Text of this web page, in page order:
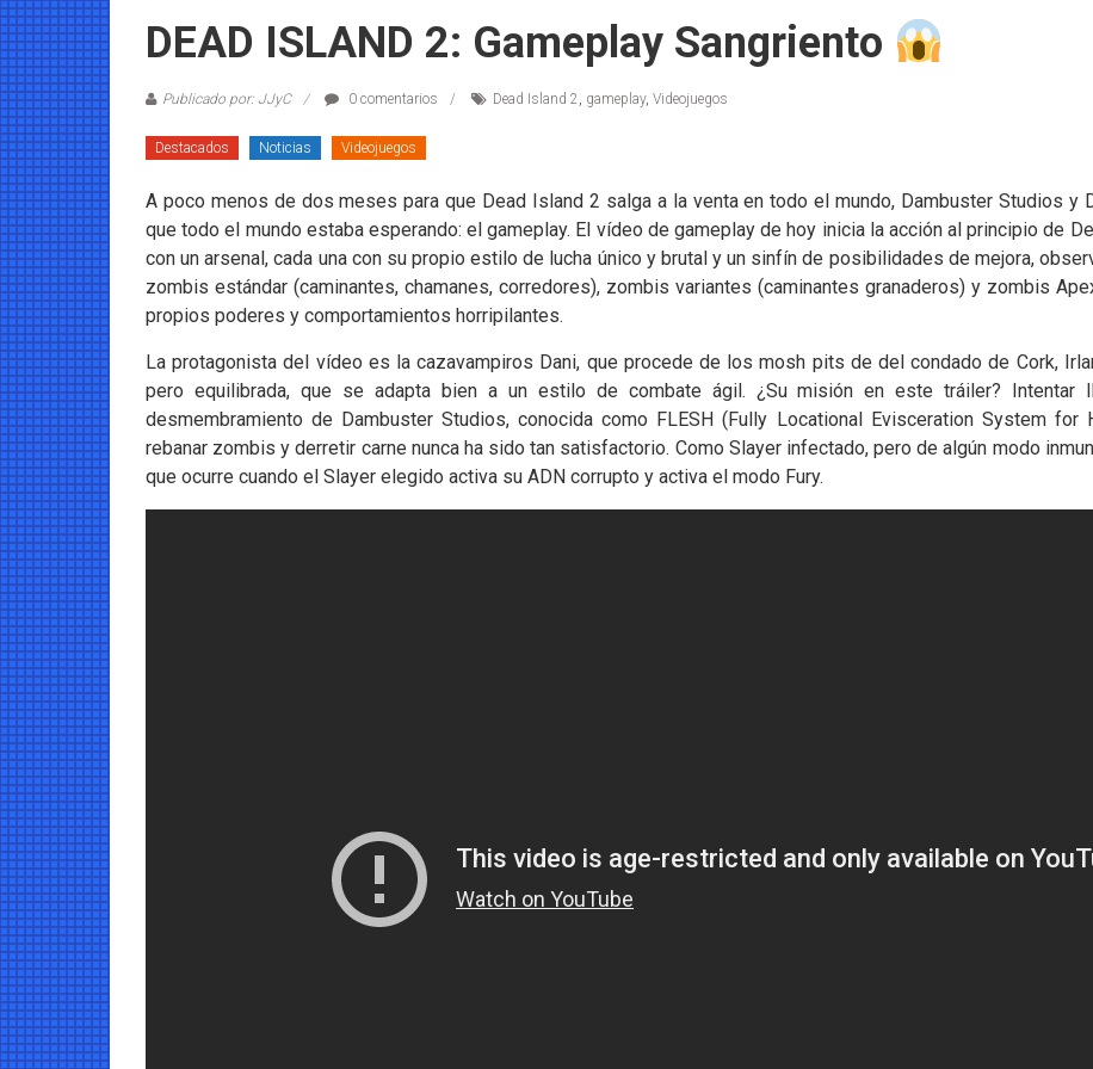
Coleccionables
y
para
DEAD ISLAND 2: Gameplay Sangriento
Publicado por: JJyC 0 comentarios Dead Island 2, gameplay, Videojuegos
Destacados Noticias Videojuegos
A poco menos de dos meses para que Dead Island 2 salga a la venta en todo el mundo, Dambuster Studios y
que todo el mundo estaba esperando: el gameplay. El vídeo de gameplay de hoy inicia la acción al principio de
con un arsenal, cada una con su propio estilo de lucha único y brutal y un sinfín de posibilidades de mejora,
zombis estándar (caminantes, chamanes, corredores), zombis variantes (caminantes granaderos) y zombis
propios poderes y comportamientos horripilantes.
La protagonista del vídeo es la cazavampiros Dani, que procede de los mosh pits de del condado de Cork,
pero equilibrada, que se adapta bien a un estilo de combate ágil. ¿Su misión en este tráiler? Intentar
desmembramiento de Dambuster Studios, conocida como FLESH (Fully Locational Evisceration System for
rebanar zombis y derretir carne nunca ha sido tan satisfactorio. Como Slayer infectado, pero de algún modo
que ocurre cuando el Slayer elegido activa su ADN corrupto y activa el modo Fury.